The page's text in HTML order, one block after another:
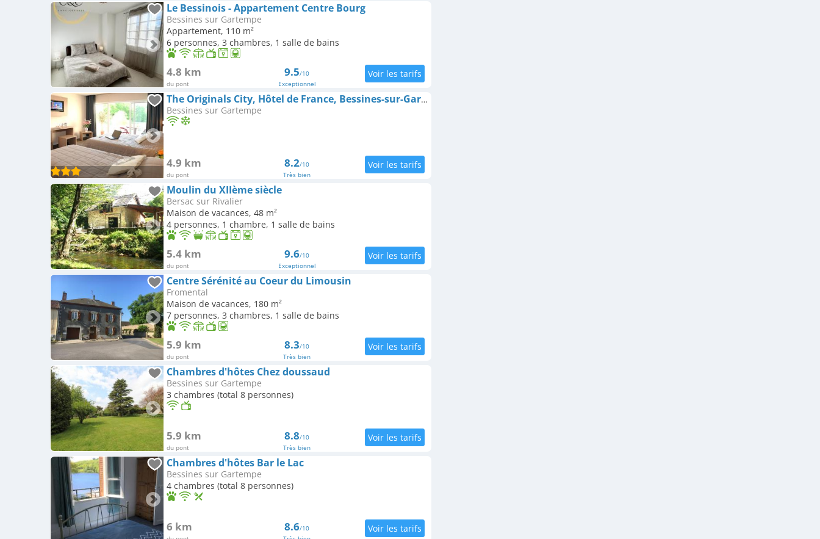
Le Bessinois - Appartement Centre Bourg
Bessines sur Gartempe
Appartement, 110 m²
6 personnes, 3 chambres, 1 salle de bains
4.8 km
du pont
9.5/10
Exceptionnel
The Originals City, Hôtel de France, Bessines-sur-Gartempe (Inter-Hotel)
Bessines sur Gartempe
4.9 km
du pont
8.2/10
Très bien
Moulin du XIIème siècle
Bersac sur Rivalier
Maison de vacances, 48 m²
4 personnes, 1 chambre, 1 salle de bains
5.4 km
du pont
9.6/10
Exceptionnel
Centre Sérénité au Coeur du Limousin
Fromental
Maison de vacances, 180 m²
7 personnes, 3 chambres, 1 salle de bains
5.9 km
du pont
8.3/10
Très bien
Chambres d'hôtes Chez doussaud
Bessines sur Gartempe
3 chambres (total 8 personnes)
5.9 km
du pont
8.8/10
Très bien
Chambres d'hôtes Bar le Lac
Bessines sur Gartempe
4 chambres (total 8 personnes)
6 km 8.6/10